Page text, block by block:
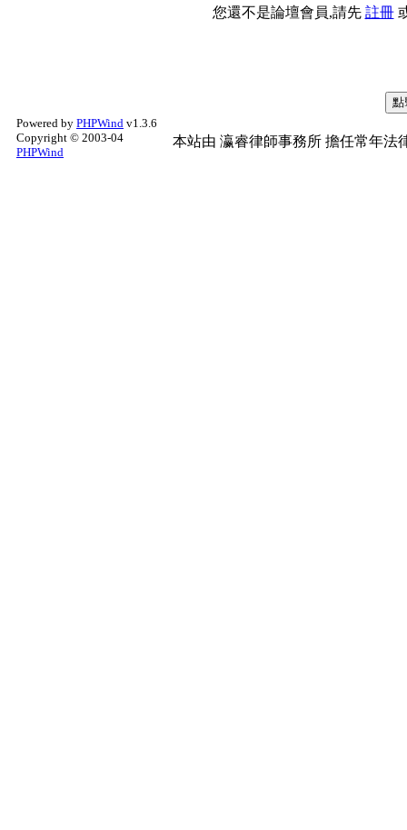
您還不是論壇會員,請先 註冊
Powered by PHPWind v1.3.6
Copyright © 2003-04
PHPWind
本站由 瀛睿律師事務所 擔任常年法